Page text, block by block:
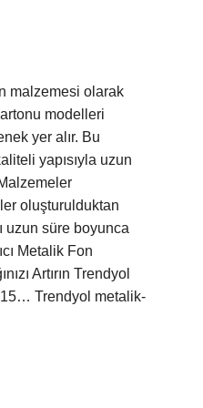
malzemesi olarak
modelleri
yer alır. Bu
yapısıyla uzun
oluşturulduktan
uzun süre boyunca
Metalik Fon
Artırın Trendyol
Trendyol metalik-